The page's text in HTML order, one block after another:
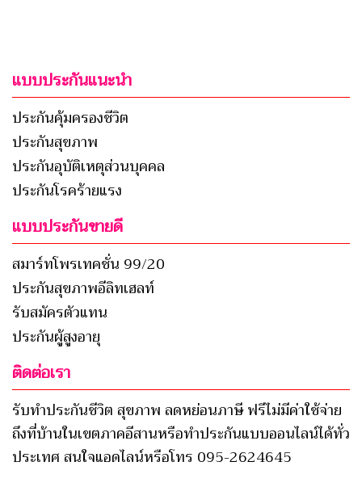
แบบประกันแนะนำ
ประกันคุ้มครองชีวิต
ประกันสุขภาพ
ประกันอุบัติเหตุส่วนบุคคล
ประกันโรคร้ายแรง
แบบประกันขายดี
สมาร์ทโพรเทคชั่น 99/20
ประกันสุขภาพอีลิทเฮลท์
รับสมัครตัวแทน
ประกันผู้สูงอายุ
ติดต่อเรา
รับทำประกันชีวิต สุขภาพ ลดหย่อนภาษี ฟรีไม่มีค่าใช้จ่าย
ถึงที่บ้านในเขตภาคอีสานหรือทำประกันแบบออนไลน์ได้ทั่ว
ประเทศ สนใจแอดไลน์หรือโทร 095-2624645